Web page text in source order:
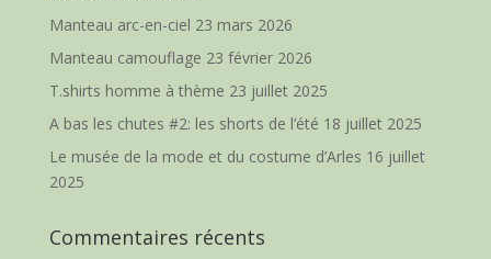
Manteau arc-en-ciel 23 mars 2026
Manteau camouflage 23 février 2026
T.shirts homme à thème 23 juillet 2025
A bas les chutes #2: les shorts de l’été 18 juillet 2025
Le musée de la mode et du costume d’Arles 16 juillet
2025
Commentaires récents